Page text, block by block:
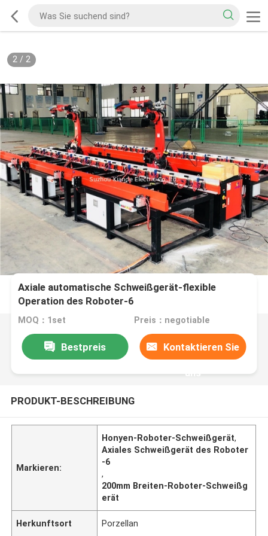
2/ 2
Axiale automatische Schweißgerät-flexible
Operation des Roboter-6
MOQ：1set Preis：negotiable
Bestpreis Kontaktieren Sie
uns
PRODUKT-BESCHREIBUNG
Markieren:
Honyen-Roboter-Schweißgerät,
Axiales Schweißgerät des Roboter
-6
,
200mm Breiten-Roboter-Schweißg
erät
Herkunftsort Porzellan